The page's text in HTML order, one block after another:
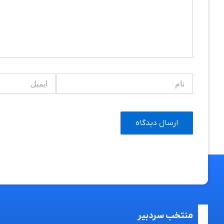
منتخب سردبیر